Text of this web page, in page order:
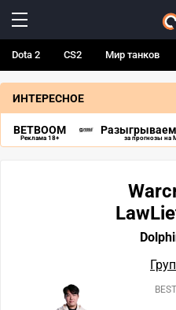
Dota 2 CS2 Мир танков
ИНТЕРЕСНОЕ
BETBOOM
Реклама 18+ за прогнозы на